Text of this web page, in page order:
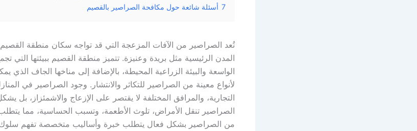
7 أسئلة شائعة حول مكافحة الصراصير بالقصيم
تُعد الصراصير من الآفات المزعجة التي قد تواجه سكان منطقة القصيم
المدن الرئيسية مثل بريدة وعنيزة. تتميز منطقة القصيم ببيئتها التي
الواسعة والبيئة الزراعية المحيطة، بالإضافة إلى مناخها الجاف الذي
لأنواع معينة من الصراصير للتكاثر والانتشار. وجود الصراصير في
التجارية، والمرافق المختلفة لا يقتصر على الإزعاج والاشمئزاز، بل
الصراصير تنقل الأمراض، تلوث الأطعمة، وتسبب الحساسية، مما
من الصراصير بشكل فعال يتطلب خبرة وأساليب متخصصة تفهم سلوك